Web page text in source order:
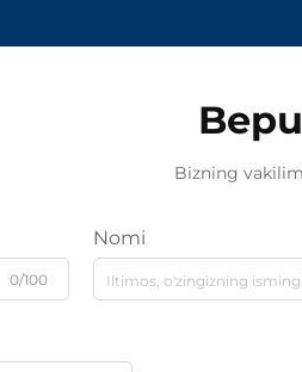
Bizning
0/100
Nomi